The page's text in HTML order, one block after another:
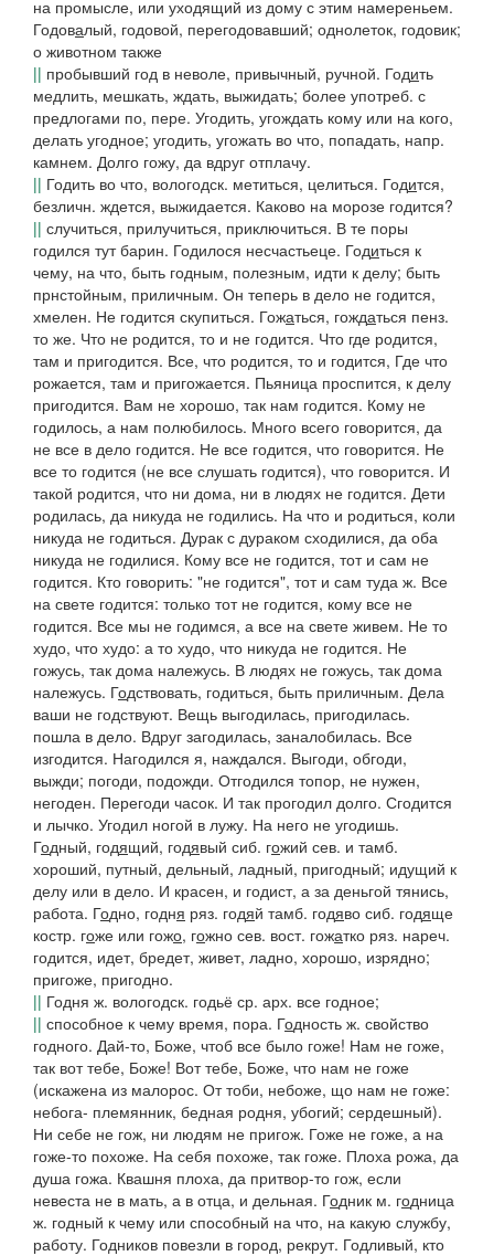
на промысле, или уходящий из дому с этим намереньем.
Годовалый, годовой, перегодовавший; однолеток, годовик;
о животном также
|| пробывший год в неволе, привычный, ручной. Годить
медлить, мешкать, ждать, выжидать; более употреб. с
предлогами по, пере. Угодить, угождать кому или на кого,
делать угодное; угодить, угожать во что, попадать, напр.
камнем. Долго гожу, да вдруг отплачу.
|| Годить во что, вологодск. метиться, целиться. Годится,
безличн. ждется, выжидается. Каково на морозе годится?
|| случиться, прилучиться, приключиться. В те поры
годился тут барин. Годилося несчастьеце. Годиться к
чему, на что, быть годным, полезным, идти к делу; быть
прнстойным, приличным. Он теперь в дело не годится,
хмелен. Не годится скупиться. Гожаться, гождаться пенз.
то же. Что не родится, то и не годится. Что где родится,
там и пригодится. Все, что родится, то и годится, Где что
рожается, там и пригожается. Пьяница проспится, к делу
пригодится. Вам не хорошо, так нам годится. Кому не
годилось, а нам полюбилось. Много всего говорится, да
не все в дело годится. Не все годится, что говорится. Не
все то годится (не все слушать годится), что говорится. И
такой родится, что ни дома, ни в людях не годится. Дети
родилась, да никуда не годились. На что и родиться, коли
никуда не годиться. Дурак с дураком сходилися, да оба
никуда не годилися. Кому все не годится, тот и сам не
годится. Кто говорить: "не годится", тот и сам туда ж. Все
на свете годится: только тот не годится, кому все не
годится. Все мы не годимся, а все на свете живем. Не то
худо, что худо: а то худо, что никуда не годится. Не
гожусь, так дома належусь. В людях не гожусь, так дома
належусь. Годствовать, годиться, быть приличным. Дела
ваши не годствуют. Вещь выгодилась, пригодилась.
пошла в дело. Вдруг загодилась, заналобилась. Все
изгодится. Нагодился я, наждался. Выгоди, обгоди,
выжди; погоди, подожди. Отгодился топор, не нужен,
негоден. Перегоди часок. И так прогодил долго. Сгодится
и лычко. Угодил ногой в лужу. На него не угодишь.
Годный, годящий, годявый сиб. гожий сев. и тамб.
хороший, путный, дельный, ладный, пригодный; идущий к
делу или в дело. И красен, и годист, а за деньгой тянись,
работа. Годно, годня ряз. годяй тамб. годяво сиб. годяще
костр. гоже или гожо, гожно сев. вост. гожатко ряз. нареч.
годится, идет, бредет, живет, ладно, хорошо, изрядно;
пригоже, пригодно.
|| Годня ж. вологодск. годьё ср. арх. все годное;
|| способное к чему время, пора. Годность ж. свойство
годного. Дай-то, Боже, чтоб все было гоже! Нам не гоже,
так вот тебе, Боже! Вот тебе, Боже, что нам не гоже
(искажена из малорос. От тоби, небоже, що нам не гоже:
небога- племянник, бедная родня, убогий; сердешный).
Ни себе не гож, ни людям не пригож. Гоже не гоже, а на
гоже-то похоже. На себя похоже, так гоже. Плоха рожа, да
душа гожа. Квашня плоха, да притвор-то гож, если
невеста не в мать, а в отца, и дельная. Годник м. годница
ж. годный к чему или способный на что, на какую службу,
работу. Годников повезли в город, рекрут. Годливый, кто